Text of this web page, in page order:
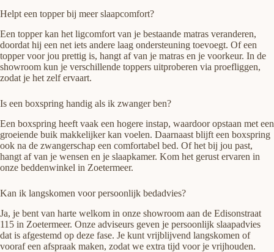
Helpt een topper bij meer slaapcomfort?
Een topper kan het ligcomfort van je bestaande matras veranderen,
doordat hij een net iets andere laag ondersteuning toevoegt. Of een
topper voor jou prettig is, hangt af van je matras en je voorkeur. In de
showroom kun je verschillende toppers uitproberen via proefliggen,
zodat je het zelf ervaart.
Is een boxspring handig als ik zwanger ben?
Een boxspring heeft vaak een hogere instap, waardoor opstaan met een
groeiende buik makkelijker kan voelen. Daarnaast blijft een boxspring
ook na de zwangerschap een comfortabel bed. Of het bij jou past,
hangt af van je wensen en je slaapkamer. Kom het gerust ervaren in
onze beddenwinkel in Zoetermeer.
Kan ik langskomen voor persoonlijk bedadvies?
Ja, je bent van harte welkom in onze showroom aan de Edisonstraat
115 in Zoetermeer. Onze adviseurs geven je persoonlijk slaapadvies
dat is afgestemd op deze fase. Je kunt vrijblijvend langskomen of
vooraf een afspraak maken, zodat we extra tijd voor je vrijhouden.